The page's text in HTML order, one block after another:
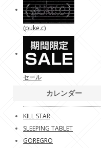
(puke.c)
セール
カレンダー
KILL STAR
SLEEPING TABLET
GOREGRO